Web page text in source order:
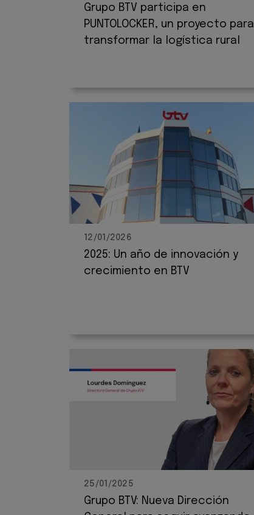
Grupo BTV participa en
PUNTOLOCKER, un proyecto para
transformar la logística rural
12/01/2026
2025: Un año de innovación y
crecimiento en BTV
25/01/2025
Grupo BTV: Nueva Dirección